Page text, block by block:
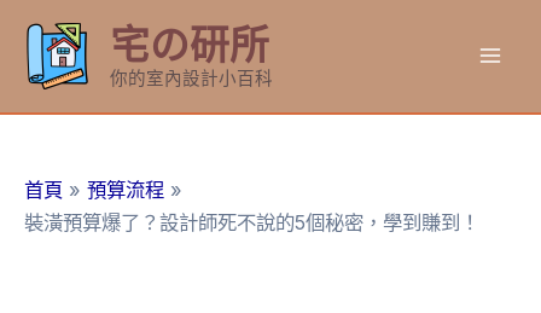
要
宅の研所
你的室內設計小百科
首頁
預算流程
裝潢預算爆了？設計師死不說的5個秘密，學到賺到！